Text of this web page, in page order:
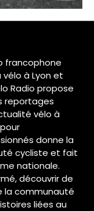
francophone
à Lyon et
Radio propose
reportages
vélo à
donne la
cycliste et fait
nationale.
découvrir de
la communauté
liées au